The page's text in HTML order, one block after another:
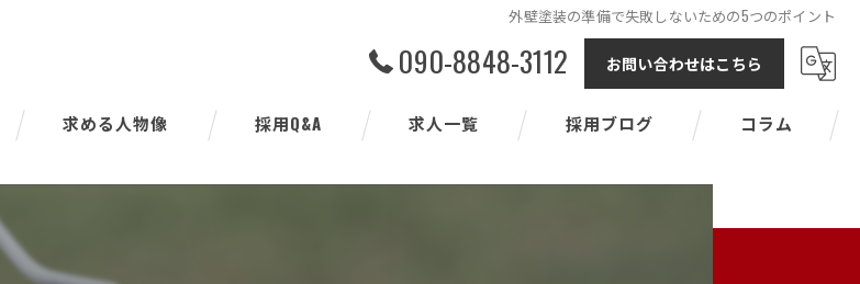
外壁塗装の準備で失敗しないための5つのポイント
090-8848-3112 お問い合わせはこちら
求める人物像 採用Q&A 求人一覧 採用ブログ コラム